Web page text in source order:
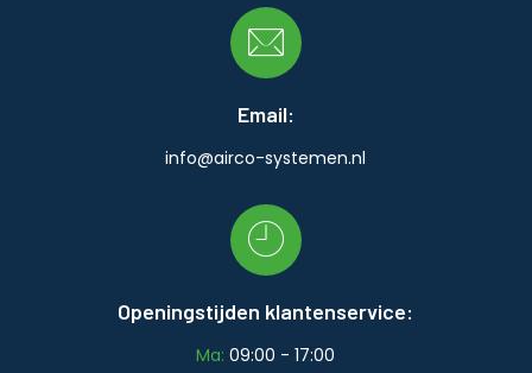
Email:
info@airco-systemen.nl
Openingstijden klantenservice:
Ma:09:00 - 17:00